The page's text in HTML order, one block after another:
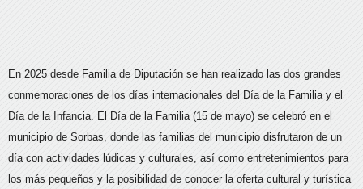
En 2025 desde Familia de Diputación se han realizado las dos grandes
conmemoraciones de los días internacionales del Día de la Familia y el
Día de la Infancia. El Día de la Familia (15 de mayo) se celebró en el
municipio de Sorbas, donde las familias del municipio disfrutaron de un
día con actividades lúdicas y culturales, así como entretenimientos para
los más pequeños y la posibilidad de conocer la oferta cultural y turística